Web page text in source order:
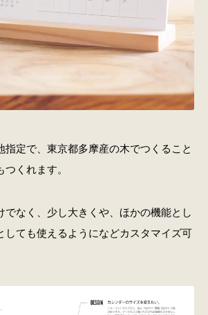
指定で、東京都多摩産の木でつくること
くれます。
でなく、少し大きくや、ほかの機能とし
しても使えるようになどカスタマイズ可